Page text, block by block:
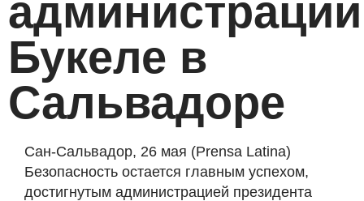
администрации
Букеле в
Сальвадоре
Сан-Сальвадор, 26 мая (Prensa Latina)
Безопасность остается главным успехом,
достигнутым администрацией президента